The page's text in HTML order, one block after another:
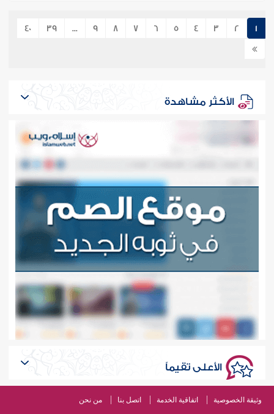
1
2
3
4
5
6
7
8
9
...
39
40
الأكثر مشاهدة
الأعلى تقيماً
وثيقة الخصوصية اتفاقية الخدمة اتصل بنا من نحن